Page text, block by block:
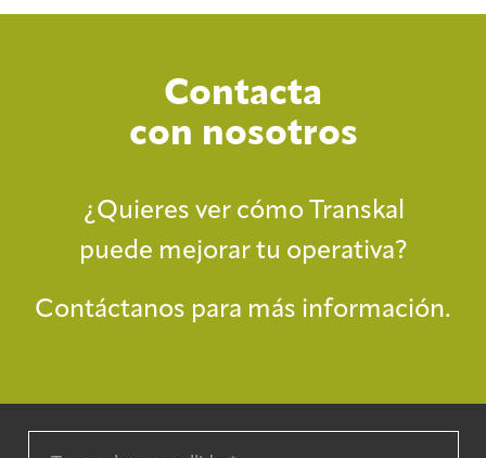
Contacta
con nosotros
¿Quieres ver cómo Transkal
puede mejorar tu operativa?
Contáctanos para más información.